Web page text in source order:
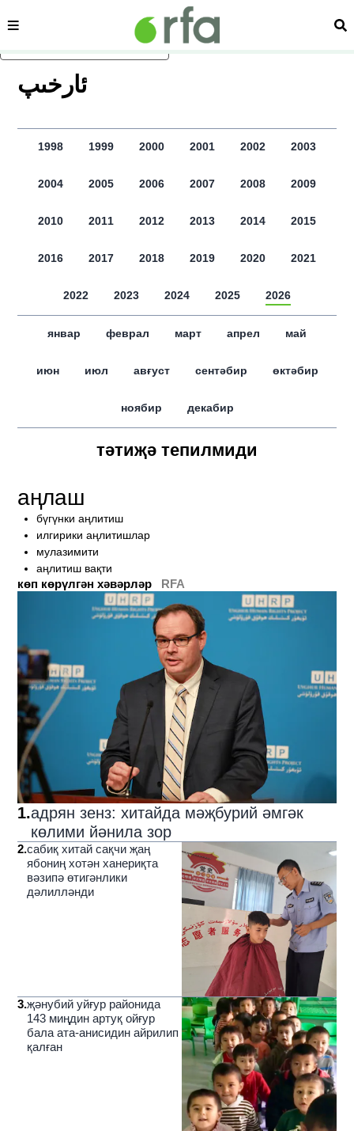
асаслиқ мәзмунға атлаң
сәһипә
ﺋﺎﺭﺧﯩﭗ
1998 1999 2000 2001 2002 2003
2004 2005 2006 2007 2008 2009
2010 2011 2012 2013 2014 2015
2016 2017 2018 2019 2020 2021
2022 2023 2024 2025 2026
январ феврал март апрел май
июн июл авғуст сентәбир өктәбир
ноябир декабир
тәтиҗә тепилмиди
аңлаш
бүгүнки аңлитиш
илгирики аңлитишлар
мулазимити
аңлитиш вақти
көп көрүлгән хәвәрләр RFA
1.адрян зенз: хитайда мәҗбурий әмгәк
көлими йәнила зор
2.сабиқ хитай сақчи җаң
ябониң хотән ханериқта
вәзипә өтигәнлики
дәлилләнди
3.җәнубий уйғур районида
143 миңдин артуқ ойғур
бала ата-анисидин айрилип
қалған